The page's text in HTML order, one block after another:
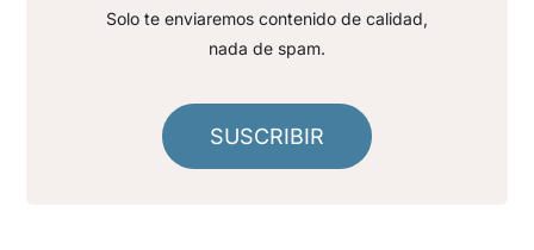
Solo te enviaremos contenido de calidad,
nada de spam.
SUSCRIBIR